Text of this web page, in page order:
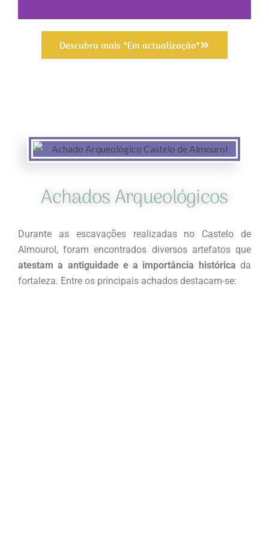
Descubra mais *Em actualização*
Achados Arqueológicos
Durante as escavações realizadas no Castelo de
Almourol, foram encontrados diversos artefatos que
atestam a antiguidade e a importância histórica da
fortaleza. Entre os principais achados destacam-se: